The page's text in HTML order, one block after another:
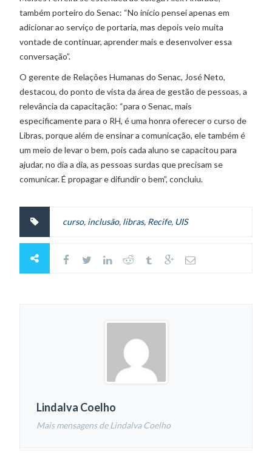
também porteiro do Senac: “No início pensei apenas em
adicionar ao serviço de portaria, mas depois veio muita
vontade de continuar, aprender mais e desenvolver essa
conversação”.
O gerente de Relações Humanas do Senac, José Neto,
destacou, do ponto de vista da área de gestão de pessoas, a
relevância da capacitação: “para o Senac, mais
especificamente para o RH, é uma honra oferecer o curso de
Libras, porque além de ensinar a comunicação, ele também é
um meio de levar o bem, pois cada aluno se capacitou para
ajudar, no dia a dia, as pessoas surdas que precisam se
comunicar. É propagar e difundir o bem”, concluiu.
curso, inclusão, libras, Recife, UIS
Lindalva Coelho
Mais mensagens de Lindalva Coelho